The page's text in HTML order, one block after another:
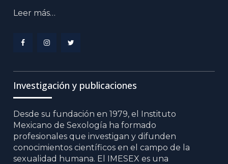
Leer más…
Item Item Item
Investigación y publicaciones
Desde su fundación en 1979, el Instituto
Mexicano de Sexología ha formado
profesionales que investigan y difunden
conocimientos científicos en el campo de la
sexualidad humana. El IMESEX es una